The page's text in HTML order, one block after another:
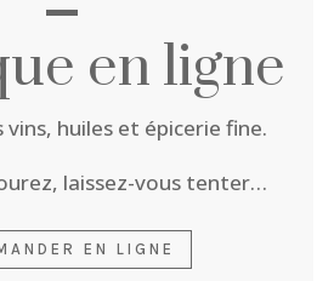
en ligne
vins, huiles et épicerie fine.
laissez-vous tenter…
EN LIGNE